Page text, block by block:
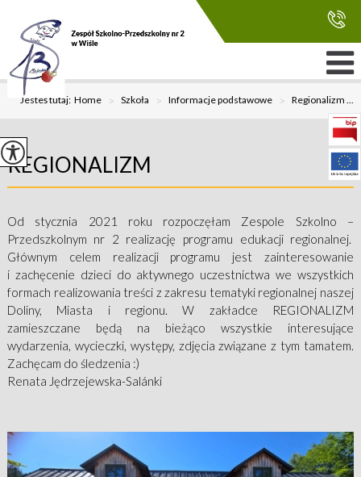
Jesteś tutaj:Home > Szkoła > Informacje podstawowe > Regionalizm ...
REGIONALIZM
Od stycznia 2021 roku rozpoczęłam Zespole Szkolno –
Przedszkolnym nr 2 realizację programu edukacji regionalnej.
Głównym celem realizacji programu jest zainteresowanie
i zachęcenie dzieci do aktywnego uczestnictwa we wszystkich
formach realizowania treści z zakresu tematyki regionalnej naszej
Doliny, Miasta i regionu. W zakładce REGIONALIZM
zamieszczane będą na bieżąco wszystkie interesujące
wydarzenia, wycieczki, występy, zdjęcia związane z tym tamatem.
Zachęcam do śledzenia :)
Renata Jędrzejewska-Salánki